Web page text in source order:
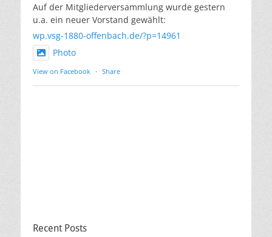
Auf der Mitgliederversammlung wurde gestern
u.a. ein neuer Vorstand gewählt:
wp.vsg-1880-offenbach.de/?p=14961
Photo
View on Facebook · Share
Recent Posts